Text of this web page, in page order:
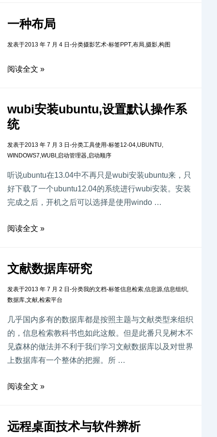
一种布局
发表于2013 年 7 月 4 日 -分类摄影艺术-标签PPT,布局,摄影,构图
阅读全文 »
wubi安装ubuntu,设置默认操作系
统
发表于2013 年 7 月 3 日 -分类工具使用-标签12-04,UBUNTU,
WINDOWS7,WUBI ,启动管理器,启动顺序
听说ubuntu在13.04中不再只是wubi安装ubuntu来，只
好下载了一个ubuntu12.04的系统进行wubi安装。安装
完成之后，开机之后可以选择是使用windo …
阅读全文 »
文献数据库研究
发表于2013 年 7 月 2 日 -分类我的文档-标签信息检索,信息源,信息组织,
数据库,文献,检索平台
几乎国内多有的数据库都是按照主题与文献类型来组织
的，信息检索教科书也如此这般。但是此番只见树木不
见森林的做法并不利于我们学习文献数据库以及对世界
上数据库有一个整体的把握。所 …
阅读全文 »
远程桌面技术与软件辨析